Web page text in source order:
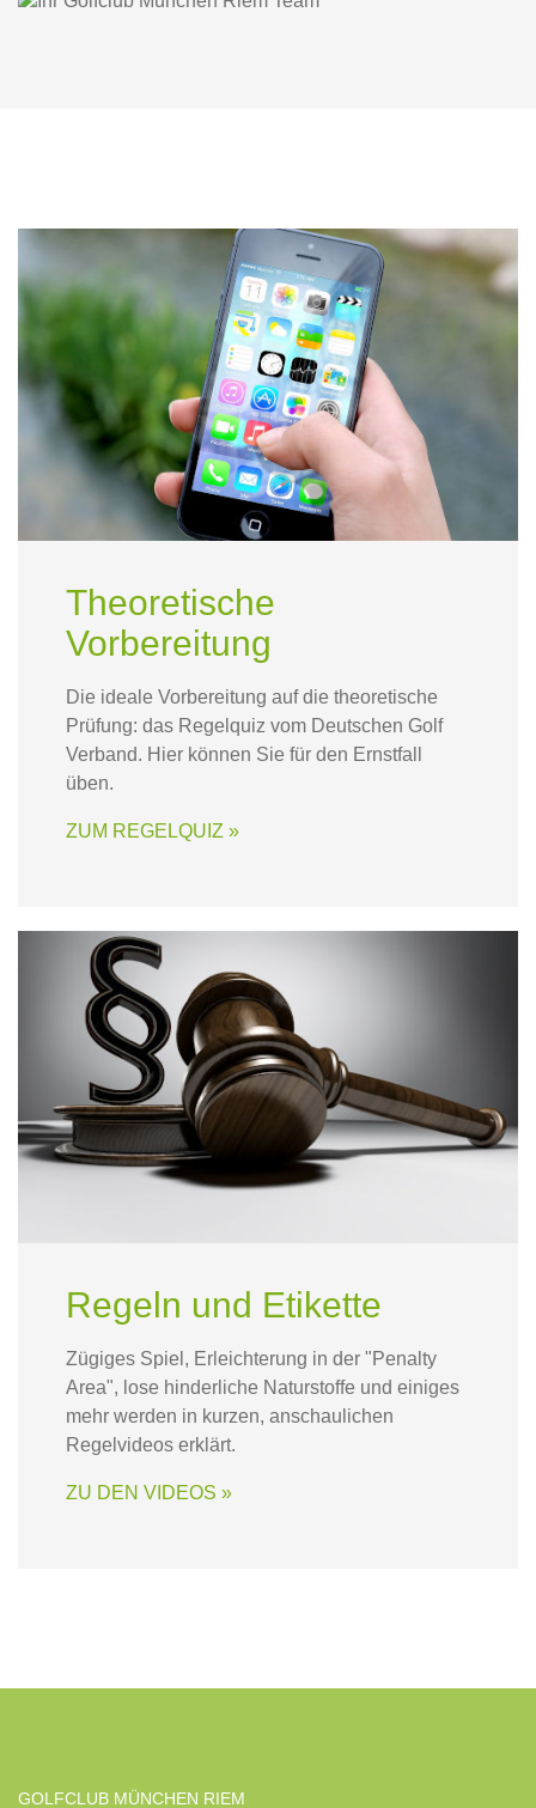
Theoretische
Vorbereitung
Die ideale Vorbereitung auf die theoretische
Prüfung: das Regelquiz vom Deutschen Golf
Verband. Hier können Sie für den Ernstfall
üben.
ZUM REGELQUIZ »
Regeln und Etikette
Zügiges Spiel, Erleichterung in der "Penalty
Area", lose hinderliche Naturstoffe und einiges
mehr werden in kurzen, anschaulichen
Regelvideos erklärt.
ZU DEN VIDEOS »
GOLFCLUB MÜNCHEN RIEM